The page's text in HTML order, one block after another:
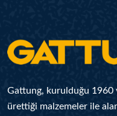
Gattung, kurulduğu 1960
ürettiği malzemeler ile